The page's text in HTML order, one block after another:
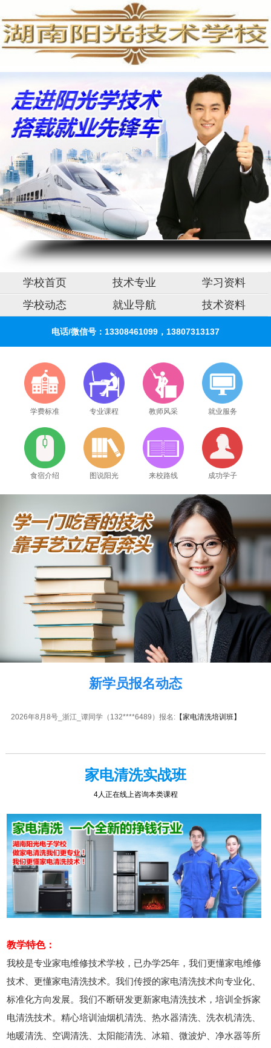
家电清洗培训,家电清洗技术,学习家电清洗,空调清洗培训,家电清洗培训费用,专业
学校首页 技术专业
学习资料
学校动态
就业导航 技术资料
电话/微信号：13308461099，13807313137
学费标准 专业课程 教师风采 就业服务
食宿介绍 图说阳光 来校路线 成功学子
新学员报名动态
2026年8月8号_陕西_刘同学（139****4469）报名:【家电清洗培训班】
2026年8月8号_贵州_吴同学（184****4115）报名: 【家电清洗培训班】
2026年8月8号_广东_苏同学（139****5356）报名:【家电清洗培训班】
2026年8月8号_福建_钟同学（134****8615）报名:【家电清洗培训班】
2026年8月8号_山东_吴同学（136****4488）报名: 【家电清洗培训班】
2026年8月8号_广西_林同学（136****1191）报名: 【家电清洗培训班】
2026年8月8号_河北_苏同学（139****0641）报名:【家电清洗培训班】
2026年8月8号_浙江_陈同学（189****1139）报名: 【家电清洗培训班】
2026年8月8号_江苏_吴同学（134****8180）报名:【家电清洗培训班】
2026年8月8号_江苏_代同学（151****7736）报名:【家电清洗培训班】
家电清洗实战班
11人正在线上咨询本类课程
教学特色：
我校是专业家电维修技术学校，已办学25年，我们更懂家电维修
技术、更懂家电清洗技术。我们传授的家电清洗技术向专业化、
标准化方向发展。我们不断研发更新家电清洗技术，培训全拆家
电清洗技术。精心培训油烟机清洗、热水器清洗、洗衣机清洗、
地暖清洗、空调清洗、太阳能清洗、冰箱、微波炉、净水器等所